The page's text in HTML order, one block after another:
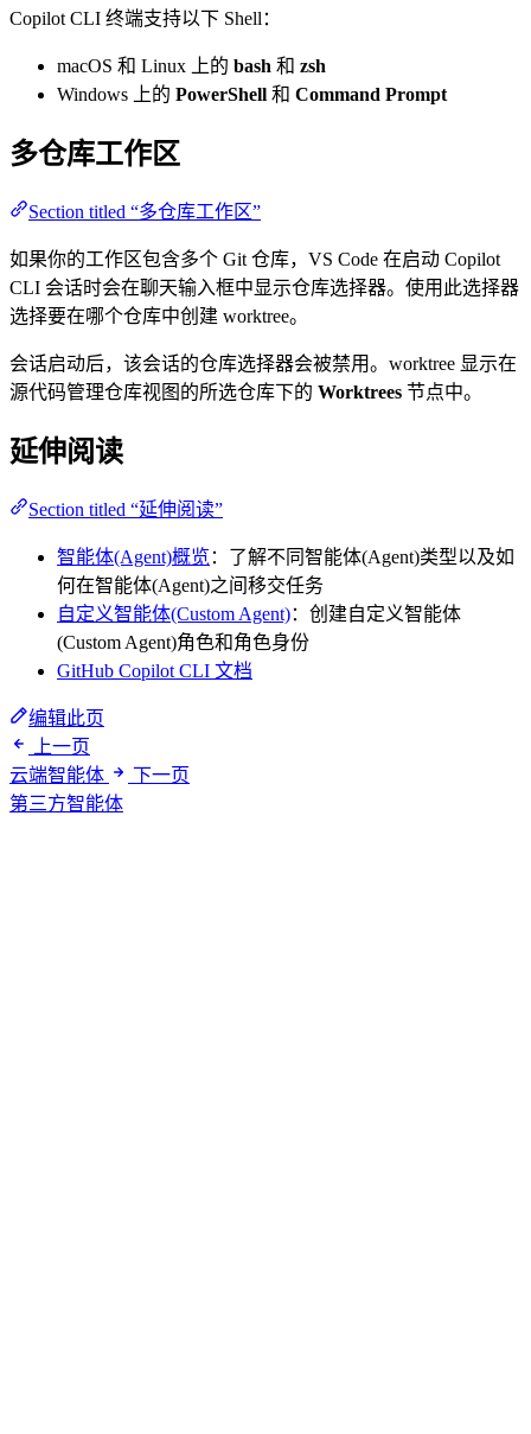
Copilot CLI 终端支持以下 Shell：
macOS 和 Linux 上的 bash 和 zsh
Windows 上的 PowerShell 和 Command Prompt
多仓库工作区
Section titled “多仓库工作区”
如果你的工作区包含多个 Git 仓库，VS Code 在启动 Copilot
CLI 会话时会在聊天输入框中显示仓库选择器。使用此选择器
选择要在哪个仓库中创建 worktree。
会话启动后，该会话的仓库选择器会被禁用。worktree 显示在
源代码管理仓库视图的所选仓库下的 Worktrees 节点中。
延伸阅读
Section titled “延伸阅读”
智能体(Agent)概览 ：了解不同智能体(Agent)类型以及如
何在智能体(Agent)之间移交任务
自定义智能体(Custom Agent)：创建自定义智能体
(Custom Agent)角色和角色身份
GitHub Copilot CLI 文档
编辑此页
上一页
云端智能体
下一页
第三方智能体